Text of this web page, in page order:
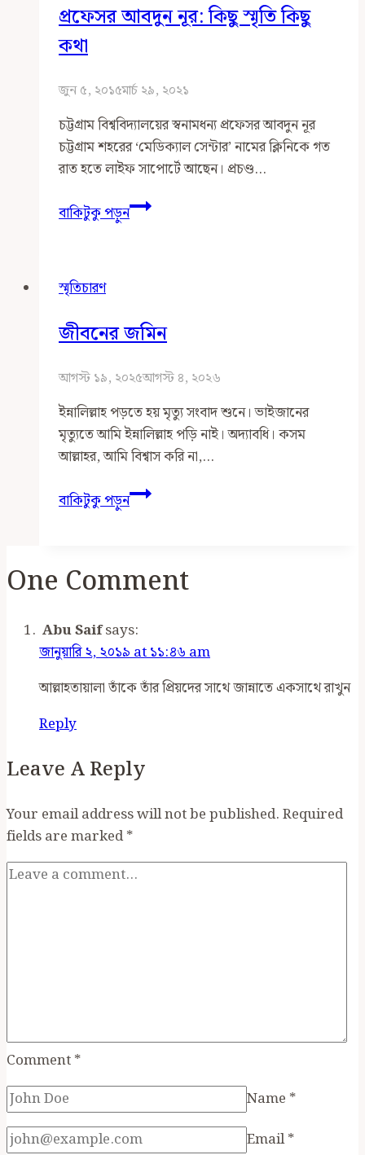
দিন,
প্রফেসর আবদুন নূর: কিছু স্মৃতি কিছু
কথা
জুন ৫, ২০১৫মার্চ ২৯, ২০২১
চট্টগ্রাম বিশ্ববিদ্যালয়ের স্বনামধন্য প্রফেসর আবদুন নূর
চট্টগ্রাম শহরের ‘মেডিক্যাল সেন্টার’ নামের ক্লিনিকে গত
রাত হতে লাইফ সাপোর্টে আছেন। প্রচণ্ড…
বাকিটুকু পড়ুনপ্রফেসর
আবদুন
কথা
স্মৃতিচারণ
জীবনের জমিন
আগস্ট ১৯, ২০২৫আগস্ট ৪, ২০২৬
ইন্নালিল্লাহ পড়তে হয় মৃত্যু সংবাদ শুনে। ভাইজানের
মৃত্যুতে আমি ইন্নালিল্লাহ পড়ি নাই। অদ্যাবধি। কসম
আল্লাহর, আমি বিশ্বাস করি না,…
বাকিটুকু পড়ুনজীবনের
জমিন
One Comment
Abu Saifsays:
জানুয়ারি ২, ২০১৯ at ১১:৪৬ am
আল্লাহতায়ালা তাঁকে তাঁর প্রিয়দের সাথে জান্নাতে একসাথে রাখুন
Reply
Leave A Reply
Your email address will not be published.Required
fields are marked*
Comment*
Name *
Email*